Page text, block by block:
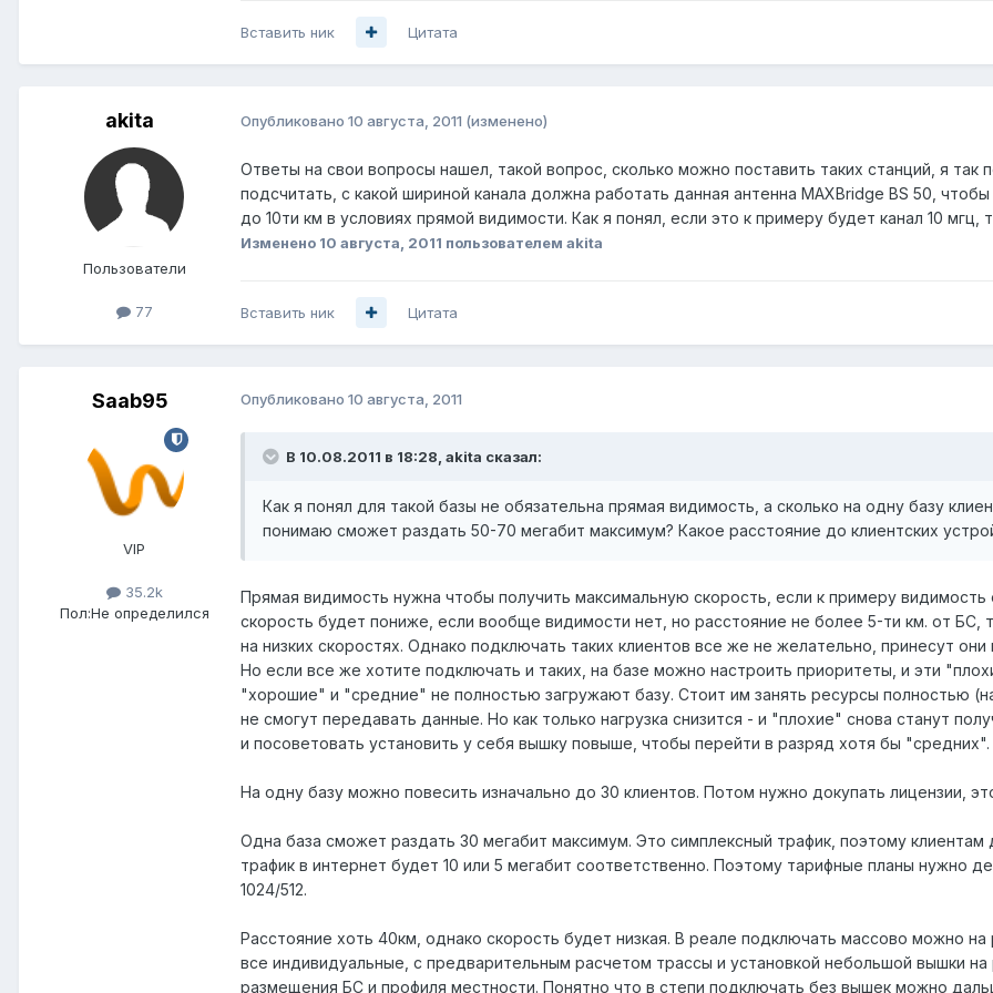
Вставить ник Цитата
akita
Пользователи
77
Опубликовано 10 августа, 2011 (изменено)
Ответы на свои вопросы нашел, такой вопрос, сколько можно поставить таких станций, я так
подсчитать, с какой шириной канала должна работать данная антенна MAXBridge BS 50,
до 10ти км в условиях прямой видимости. Как я понял, если это к примеру будет канал 10 мгц,
Изменено 10 августа, 2011 пользователем akita
Вставить ник Цитата
Saab95
VIP
35.2k
Пол:Не определился
Опубликовано 10 августа, 2011
В 10.08.2011 в 18:28, akita сказал:
Как я понял для такой базы не обязательна прямая видимость, а сколько на одну базу
понимаю сможет раздать 50-70 мегабит максимум? Какое расстояние до клиентских
Прямая видимость нужна чтобы получить максимальную скорость, если к примеру
скорость будет пониже, если вообще видимости нет, но расстояние не более 5-ти км. от
на низких скоростях. Однако подключать таких клиентов все же не желательно, принесут
Но если все же хотите подключать и таких, на базе можно настроить приоритеты, и эти
"хорошие" и "средние" не полностью загружают базу. Стоит им занять ресурсы полностью
не смогут передавать данные. Но как только нагрузка снизится - и "плохие" снова станут
и посоветовать установить у себя вышку повыше, чтобы перейти в разряд хотя бы "средних".
На одну базу можно повесить изначально до 30 клиентов. Потом нужно докупать лицензии,
Одна база сможет раздать 30 мегабит максимум. Это симплексный трафик, поэтому
трафик в интернет будет 10 или 5 мегабит соответственно. Поэтому тарифные планы нужно
1024/512.
Расстояние хоть 40км, однако скорость будет низкая. В реале подключать массово можно
все индивидуальные, с предварительным расчетом трассы и установкой небольшой вышки
размещения БС и профиля местности. Понятно что в степи подключать без вышек можно